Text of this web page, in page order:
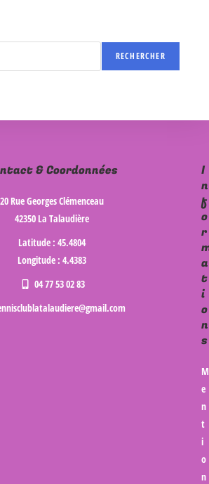
RECHERCHER
20 Rue Georges Clémenceau
42350 La Talaudière
Latitude : 45.4804
Longitude : 4.4383
04 77 53 02 83
& Coordonnées
I
n
f
o
r
a
t
i
o
n
s
M
e
n
t
i
o
n